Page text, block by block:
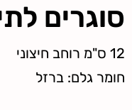
סוגרים
12 ס"מ רוחב חיצוני
חומר גלם: ברזל